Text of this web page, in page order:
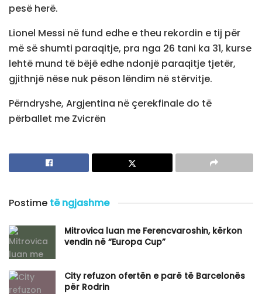
pesë herë.
Lionel Messi në fund edhe e theu rekordin e tij për
më së shumti paraqitje, pra nga 26 tani ka 31, kurse
lehtë mund të bëjë edhe ndonjë paraqitje tjetër,
gjithnjë nëse nuk pëson lëndim në stërvitje.
Përndryshe, Argjentina në çerekfinale do të
përballet me Zvicrën
Postime të ngjashme
Mitrovica luan me Ferencvaroshin, kërkon
vendin në “Europa Cup”
City refuzon ofertën e parë të Barcelonës
për Rodrin